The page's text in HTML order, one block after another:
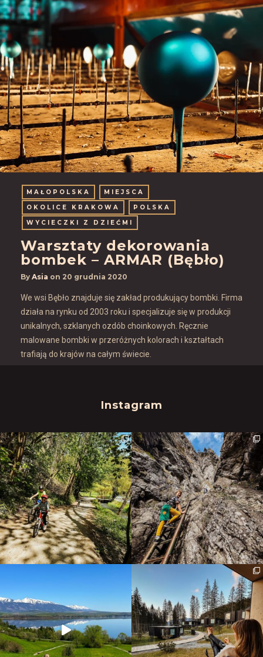
MAŁOPOLSKA
MIEJSCA
OKOLICE KRAKOWA
POLSKA
WYCIECZKI Z DZIEĆMI
Warsztaty dekorowania
bombek – ARMAR (Bębło)
By Asia on 20 grudnia 2020
We wsi Bębło znajduje się zakład produkujący bombki. Firma
działa na rynku od 2003 roku i specjalizuje się w produkcji
unikalnych, szklanych ozdób choinkowych. Ręcznie
malowane bombki w przeróżnych kolorach i kształtach
trafiają do krajów na całym świecie.
Instagram